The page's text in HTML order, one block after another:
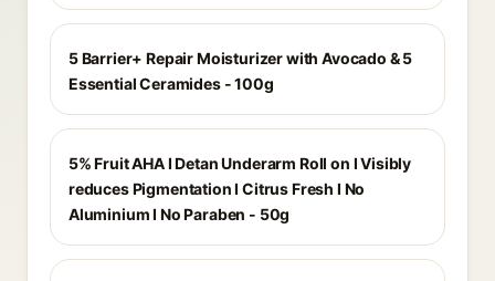
5 Barrier+ Repair Moisturizer with Avocado & 5
Essential Ceramides - 100g
5% Fruit AHA I Detan Underarm Roll on I Visibly
reduces Pigmentation I Citrus Fresh I No
Aluminium I No Paraben - 50g